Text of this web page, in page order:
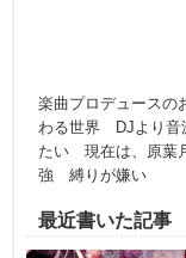
楽曲プロデュース
わる世界 DJより音
たい 現在は、原葉
強 縛りが嫌い
最近書いた記事